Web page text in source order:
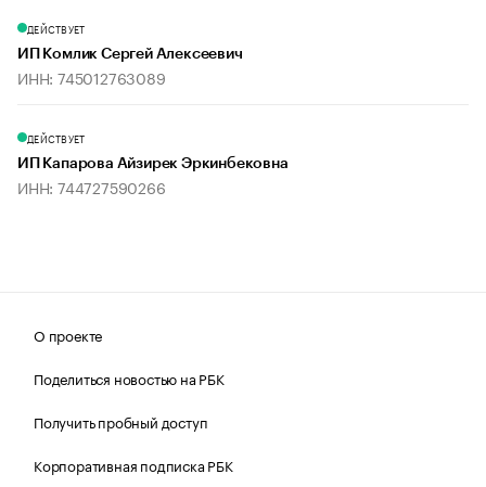
ДЕЙСТВУЕТ
ИП Комлик Сергей Алексеевич
ИНН: 745012763089
ДЕЙСТВУЕТ
ИП Капарова Айзирек Эркинбековна
ИНН: 744727590266
О проекте
Поделиться новостью на РБК
Получить пробный доступ
Корпоративная подписка РБК